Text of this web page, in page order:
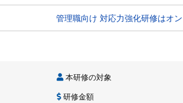
管理職向け 対応力強化研修はオ
本研修の対象
研修金額